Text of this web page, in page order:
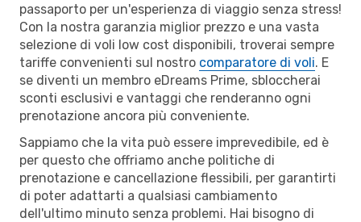
passaporto per un'esperienza di viaggio senza stress!
Con la nostra garanzia miglior prezzo e una vasta
selezione di voli low cost disponibili, troverai sempre
tariffe convenienti sul nostro comparatore di voli. E
se diventi un membro eDreams Prime, sbloccherai
sconti esclusivi e vantaggi che renderanno ogni
prenotazione ancora più conveniente.
Sappiamo che la vita può essere imprevedibile, ed è
per questo che offriamo anche politiche di
prenotazione e cancellazione flessibili, per garantirti
di poter adattarti a qualsiasi cambiamento
dell'ultimo minuto senza problemi. Hai bisogno di